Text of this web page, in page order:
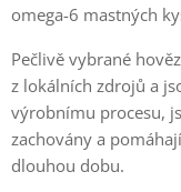
omega-6 mastných
Pečlivě vybrané
z lokálních zdrojů a
výrobnímu procesu,
zachovány a
dlouhou dobu.